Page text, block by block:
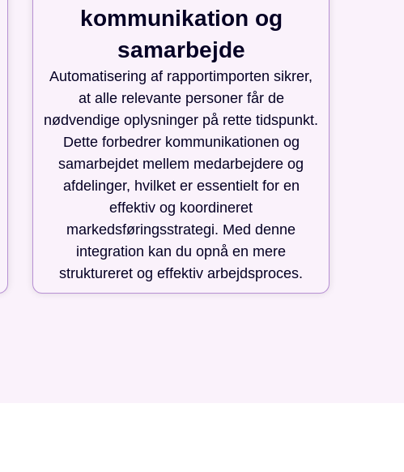
kommunikation og
samarbejde
Automatisering af rapportimporten sikrer,
at alle relevante personer får de
nødvendige oplysninger på rette tidspunkt.
Dette forbedrer kommunikationen og
samarbejdet mellem medarbejdere og
afdelinger, hvilket er essentielt for en
effektiv og koordineret
markedsføringsstrategi. Med denne
integration kan du opnå en mere
struktureret og effektiv arbejdsproces.